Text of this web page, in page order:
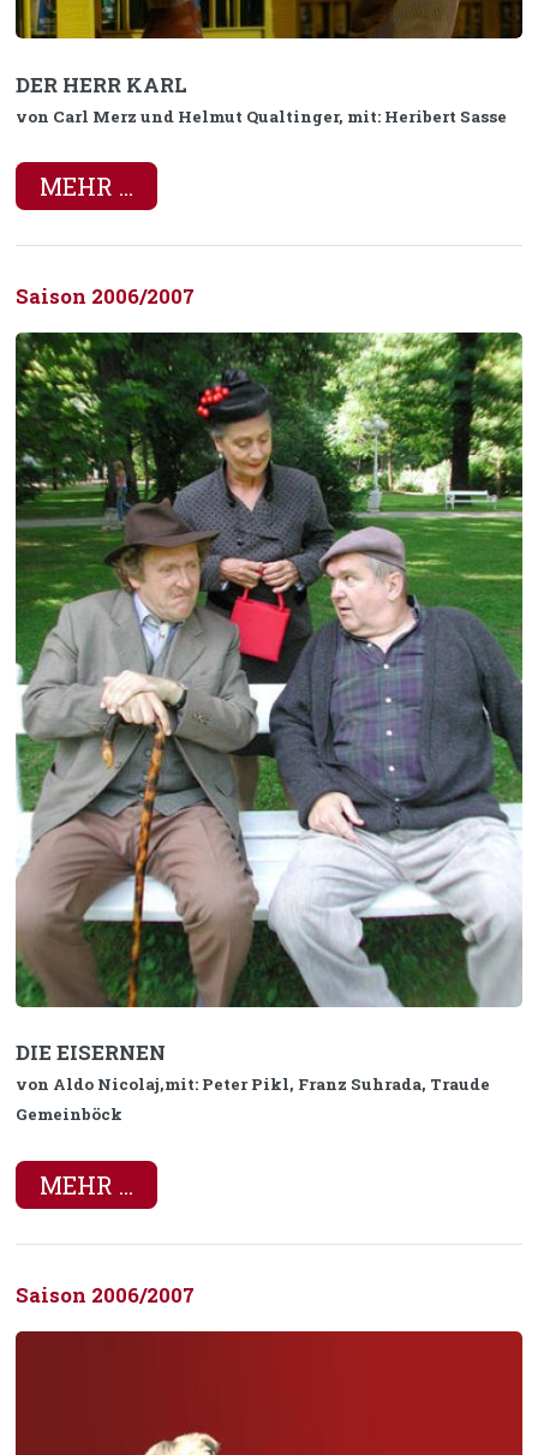
DER HERR KARL
von Carl Merz und Helmut Qualtinger, mit: Heribert Sasse
MEHR ...
Saison 2006/2007
DIE EISERNEN
von Aldo Nicolaj,mit: Peter Pikl, Franz Suhrada, Traude
Gemeinböck
MEHR ...
Saison 2006/2007